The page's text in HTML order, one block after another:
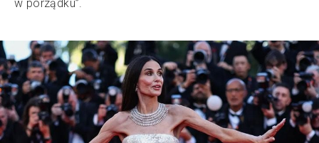
w porządku”.